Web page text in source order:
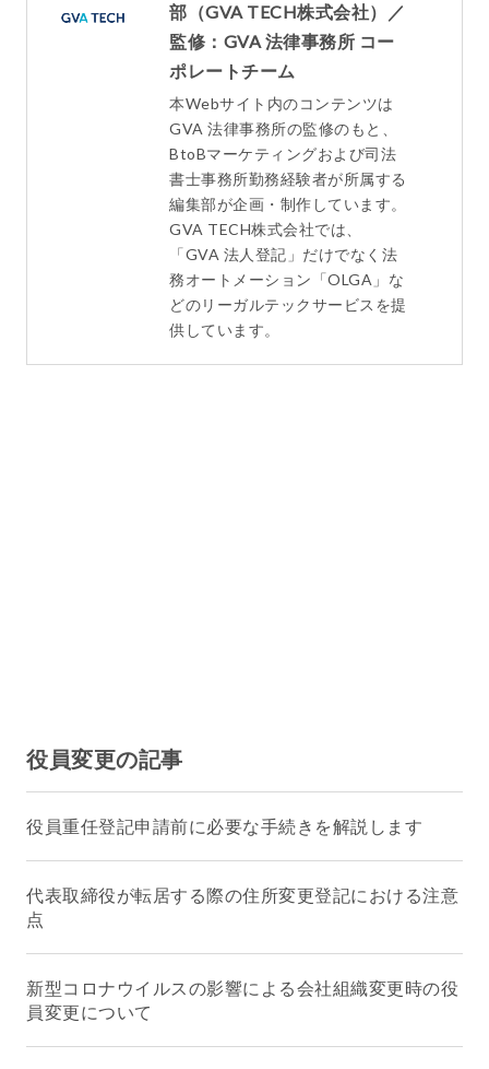
部（GVA TECH株式会社）／
監修：GVA 法律事務所 コー
ポレートチーム
本Webサイト内のコンテンツは
GVA 法律事務所の監修のもと、
BtoBマーケティングおよび司法
書士事務所勤務経験者が所属する
編集部が企画・制作しています。
GVA TECH株式会社では、
「GVA 法人登記」だけでなく法
務オートメーション「OLGA」な
どのリーガルテックサービスを提
供しています。
役員変更の記事
役員重任登記申請前に必要な手続きを解説します
代表取締役が転居する際の住所変更登記における注意
点
新型コロナウイルスの影響による会社組織変更時の役
員変更について